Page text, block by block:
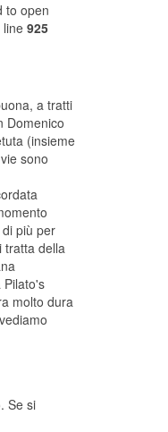
to open
line 925
a tratti
Domenico
(insieme
sono
più per
tratta della
Pilato's
molto dura
Se si